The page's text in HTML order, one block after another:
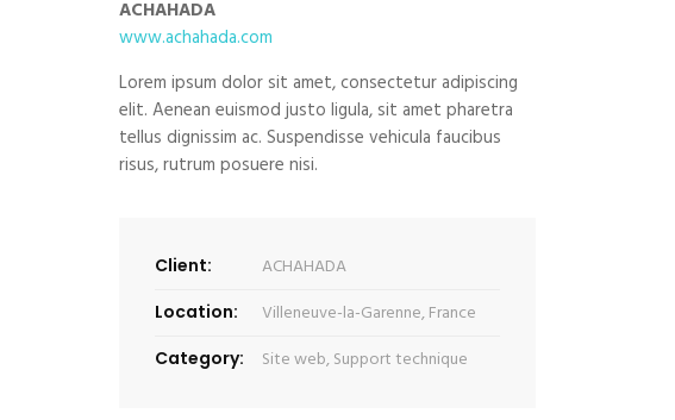
ACHAHADA
www.achahada.com
Lorem ipsum dolor sit amet, consectetur adipiscing
elit. Aenean euismod justo ligula, sit amet pharetra
tellus dignissim ac. Suspendisse vehicula faucibus
risus, rutrum posuere nisi.
Client: ACHAHADA
Location: Villeneuve-la-Garenne, France
Category: Site web,Support technique